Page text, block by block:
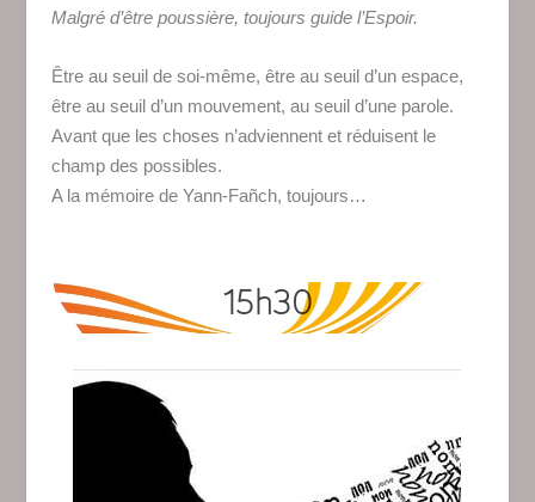
Malgré d’être poussière, toujours guide l’Espoir.
Être au seuil de soi-même, être au seuil d’un espace,
être au seuil d’un mouvement, au seuil d’une parole.
Avant que les choses n’adviennent et réduisent le
champ des possibles.
A la mémoire de Yann-Fañch, toujours…
15h30